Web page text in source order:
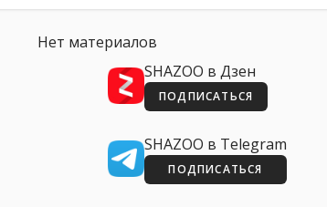
Нет материалов
SHAZOO в Дзен
ПОДПИСАТЬСЯ
SHAZOO в Telegram
ПОДПИСАТЬСЯ